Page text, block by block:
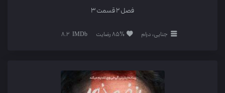
فصل 2 قسمت 3
جنایی، درام 85% رضایت 8.2